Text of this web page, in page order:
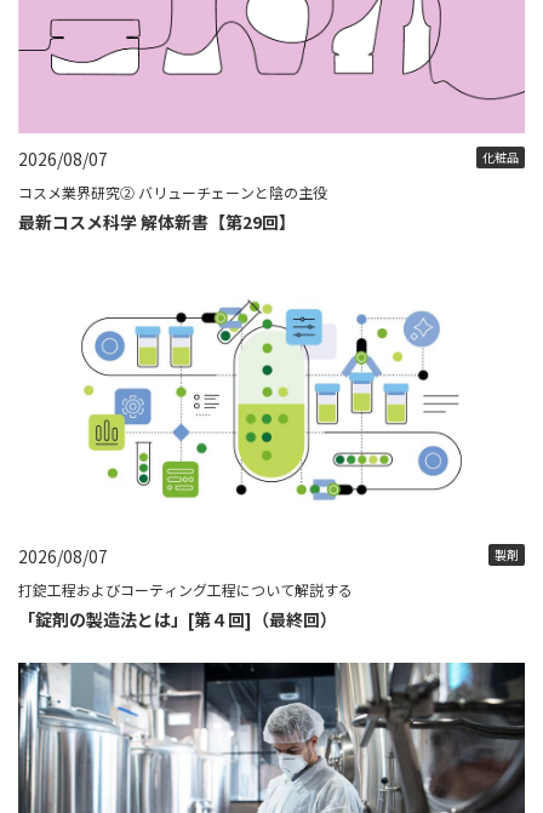
2026/08/07 化粧品
コスメ業界研究② バリューチェーンと陰の主役
最新コスメ科学 解体新書【第29回】
2026/08/07 製剤
打錠工程およびコーティング工程について解説する
「錠剤の製造法とは」[第４回]（最終回）